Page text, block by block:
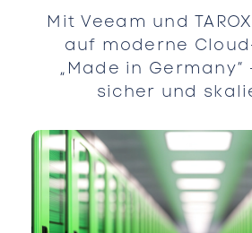
Mit Veeam und
auf moderne
„Made in
sicher und